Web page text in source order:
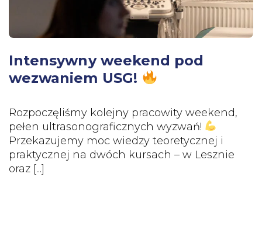
Intensywny weekend pod
wezwaniem USG!
Rozpoczęliśmy kolejny pracowity weekend,
pełen ultrasonograficznych wyzwań!
Przekazujemy moc wiedzy teoretycznej i
praktycznej na dwóch kursach – w Lesznie
oraz [...]